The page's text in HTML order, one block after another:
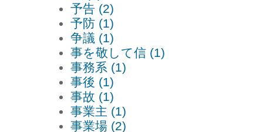
予告 (2)
予防 (1)
争議 (1)
事を敬して信 (1)
事務系 (1)
事後 (1)
事故 (1)
事業主 (1)
事業場 (2)